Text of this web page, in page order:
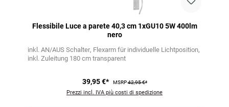
Flessibile Luce a parete 40,3 cm 1xGU10 5W 400lm
nero
inkl. AN/AUS Schalter Flexarm für individuelle Lichtposition
inkl. Zuleitung 180 cm transparent
39,95 €* MSRP42,95 €*
Prezzi incl. IVA più costi di spedizione